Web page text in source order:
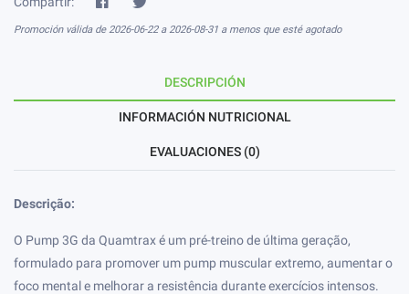
Promoción válida de 2026-06-22 a 2026-08-31 a menos que esté agotado
DESCRIPCIÓN
INFORMACIÓN NUTRICIONAL
EVALUACIONES (0)
Descrição:
O Pump 3G da Quamtrax é um pré-treino de última geração,
formulado para promover um pump muscular extremo, aumentar o
foco mental e melhorar a resistência durante exercícios intensos.